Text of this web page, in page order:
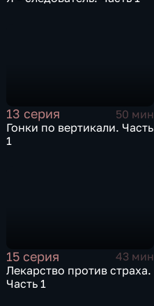
13 серия
50 мин
Гонки по вертикали. Часть
1
15 серия
43 мин
Лекарство против страха.
Часть 1